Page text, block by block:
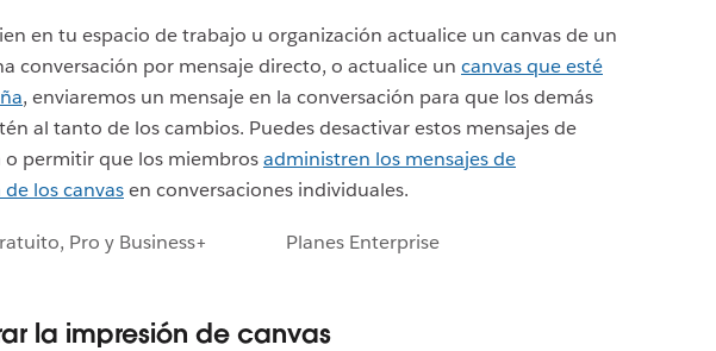
en tu espacio de trabajo u organización actualice un canvas de un
conversación por mensaje directo, o actualice un canvas que esté
, enviaremos un mensaje en la conversación para que los demás
al tanto de los cambios. Puedes desactivar estos mensajes de
o permitir que los miembrosadministren los mensajes de
los canvasen conversaciones individuales.
Pro y Business+ Planes Enterprise
la impresión de canvas